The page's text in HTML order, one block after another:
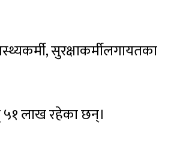
सुरक्षाकर्मीलगायतका
५१ लाख रहेका छन्।